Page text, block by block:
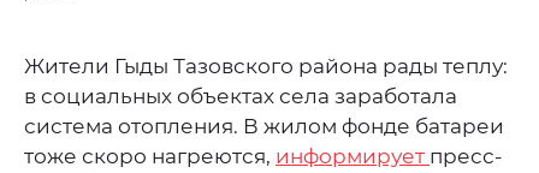
Жители Гыды Тазовского района рады теплу:
в социальных объектах села заработала
система отопления. В жилом фонде батареи
тоже скоро нагреются, информирует пресс-